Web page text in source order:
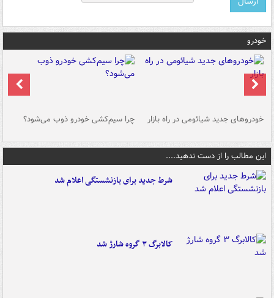
خودرو
خودروهای جدید شیائومی در راه بازار چرا سیم‌کشی خودرو ذوب می‌شود؟
این مطالب را از دست ندهید....
شرط جدید برای بازنشستگی اعلام شد
کالابرگ ۳ گروه شارژ شد